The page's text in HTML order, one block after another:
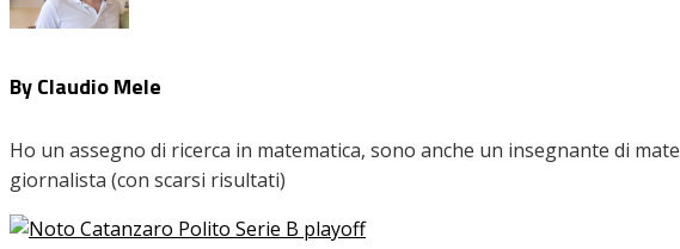
By Claudio Mele
Ho un assegno di ricerca in matematica, sono anche un insegnante di
giornalista (con scarsi risultati)